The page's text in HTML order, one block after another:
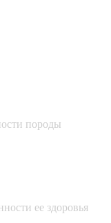
породы
ее здоровья